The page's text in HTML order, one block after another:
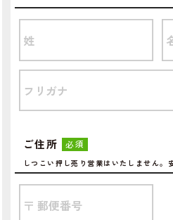
ご住所 必須
しつこい押し売り営業はいたしません。